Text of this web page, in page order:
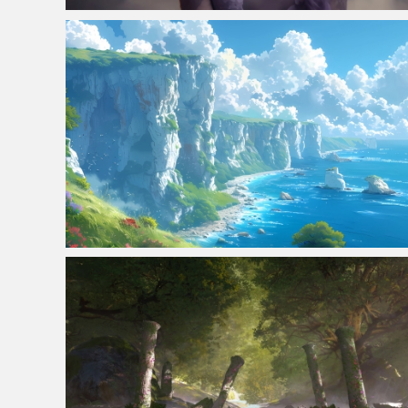
仙侠凌仙 紫色长卷发美女 古风古典 4K壁纸
海岸风景 3440x1440带鱼屏壁纸